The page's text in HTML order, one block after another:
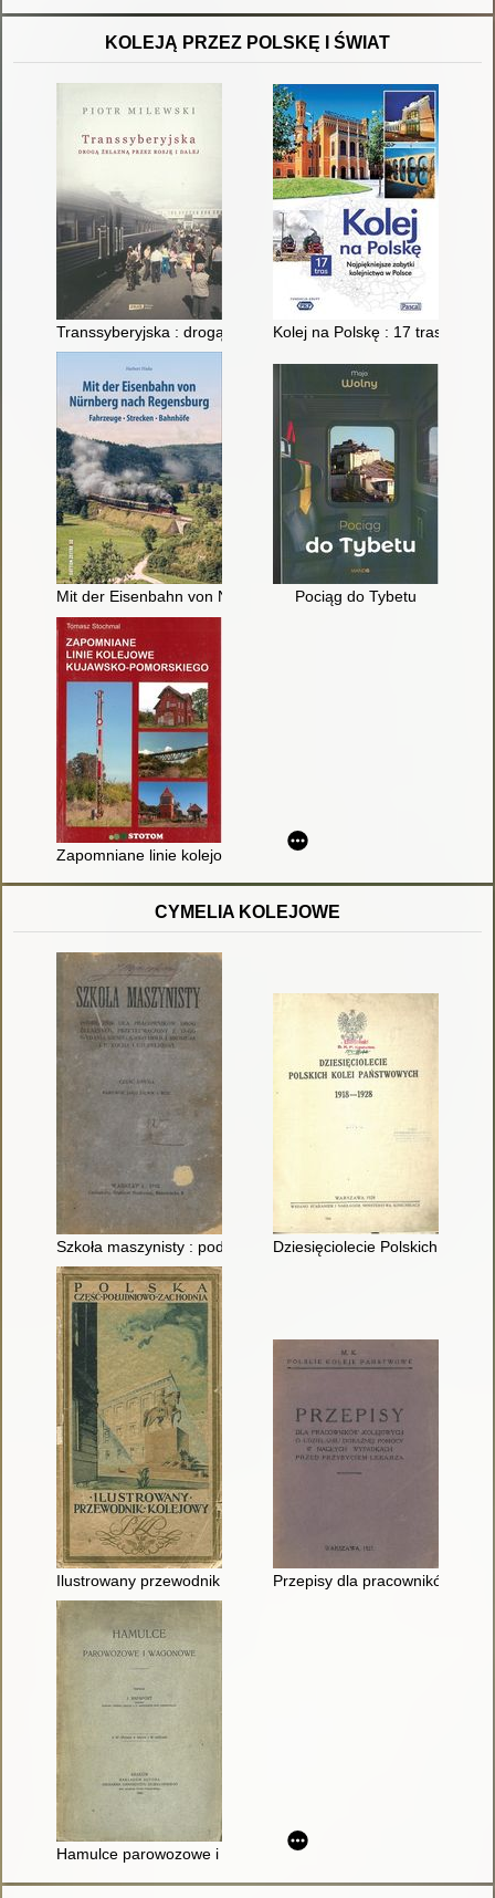
KOLEJĄ PRZEZ POLSKĘ I ŚWIAT
Transsyberyjska : drogą żelazną przez Rosję i dalej
Kolej na Polskę : 17 tras z
Mit der Eisenbahn von Nürnberg nach Regensburg :
Pociąg do Tybetu
Zapomniane linie kolejowe kujawsko-pomorskiego
CYMELIA KOLEJOWE
Szkoła maszynisty : podręcznik dla urzędników dróg
Dziesięciolecie Polskich Kolei
Ilustrowany przewodnik kolejowy. [Cz. 1],Przepisy dla pracowników
Hamulce parowozowe i wagonowe